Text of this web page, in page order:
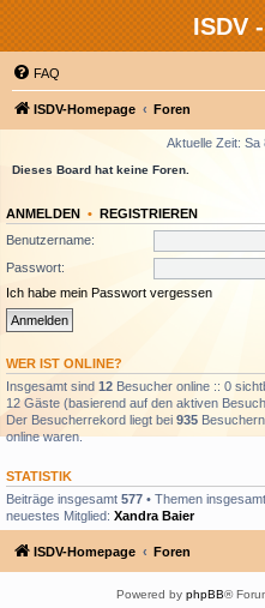
ISDV
FAQ
ISDV-Homepage Foren
Aktuelle Zeit: Sa
Dieses Board hat keine Foren.
ANMELDEN • REGISTRIEREN
Benutzername:
Passwort:
Ich habe mein Passwort vergessen
WER IST ONLINE?
Insgesamt sind 12 Besucher online :: 0
12 Gäste (basierend auf den aktiven
Der Besucherrekord liegt bei 935
online waren.
STATISTIK
Beiträge insgesamt 577 • Themen insgesamt
neuestes Mitglied: Xandra Baier
ISDV-Homepage Foren
Powered by phpBB®